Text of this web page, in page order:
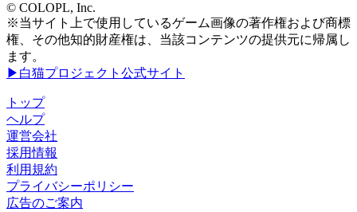
© COLOPL, Inc.
※当サイト上で使用しているゲーム画像の著作権および商標
権、その他知的財産権は、当該コンテンツの提供元に帰属し
ます。
▶白猫プロジェクト公式サイト
トップ
ヘルプ
運営会社
採用情報
利用規約
プライバシーポリシー
広告のご案内